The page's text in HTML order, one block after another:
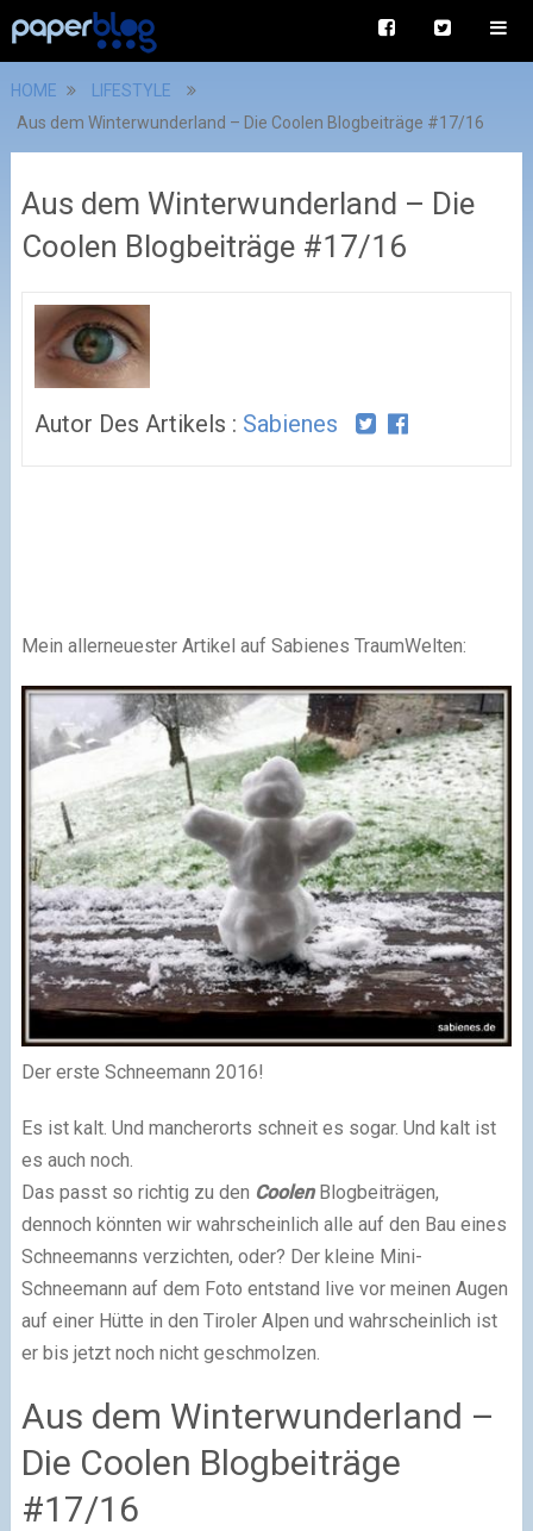
HOME
LIFESTYLE
Aus dem Winterwunderland – Die Coolen Blogbeiträge #17/16
Aus dem Winterwunderland – Die
Coolen Blogbeiträge #17/16
Autor Des Artikels : Sabienes
Mein allerneuester Artikel auf Sabienes TraumWelten:
Der erste Schneemann 2016!
Es ist kalt. Und mancherorts schneit es sogar. Und kalt ist
es auch noch.
Das passt so richtig zu den Coolen Blogbeiträgen,
dennoch könnten wir wahrscheinlich alle auf den Bau eines
Schneemanns verzichten, oder? Der kleine Mini-
Schneemann auf dem Foto entstand live vor meinen Augen
auf einer Hütte in den Tiroler Alpen und wahrscheinlich ist
er bis jetzt noch nicht geschmolzen.
Aus dem Winterwunderland –
Die Coolen Blogbeiträge
#17/16